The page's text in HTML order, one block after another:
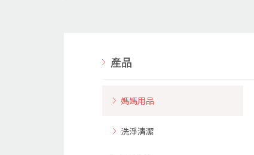
產品
媽媽用品
洗淨清潔